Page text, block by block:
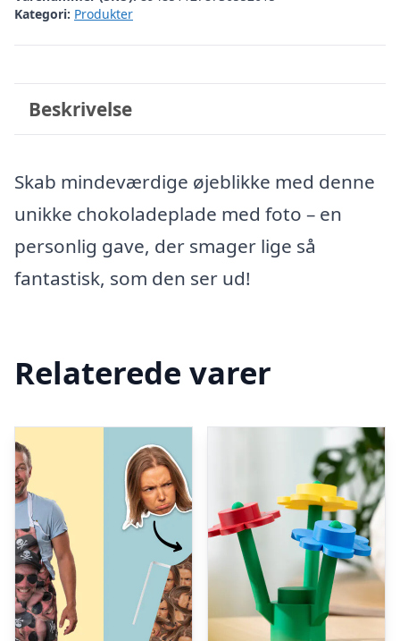
Kategori: Produkter
Beskrivelse
Skab mindeværdige øjeblikke med denne
unikke chokoladeplade med foto – en
personlig gave, der smager lige så
fantastisk, som den ser ud!
Relaterede varer